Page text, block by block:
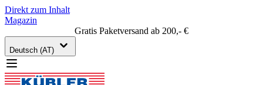
Direkt zum Inhalt
Magazin
Gratis Paketversand ab 200,- €
Deutsch (AT)